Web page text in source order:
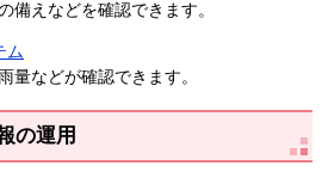
えなどを確認できます。
ム
などが確認できます。
の運用